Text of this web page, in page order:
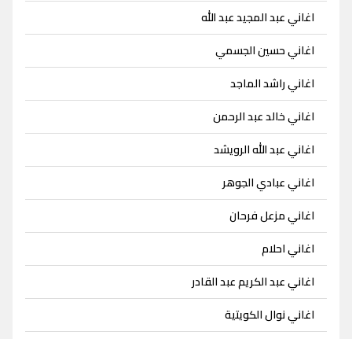
اغاني عبد المجيد عبد الله
اغاني حسين الجسمي
اغاني راشد الماجد
اغاني خالد عبد الرحمن
اغاني عبد الله الرويشد
اغاني عبادي الجوهر
اغاني مزعل فرحان
اغاني احلام
اغاني عبد الكريم عبد القادر
اغاني نوال الكويتية